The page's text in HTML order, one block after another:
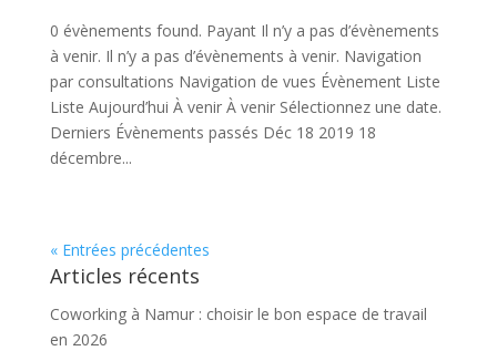
0 évènements found. Payant Il n’y a pas d’évènements
à venir. Il n’y a pas d’évènements à venir. Navigation
par consultations Navigation de vues Évènement Liste
Liste Aujourd’hui À venir À venir Sélectionnez une date.
Derniers Évènements passés Déc 18 2019 18
décembre...
« Entrées précédentes
Articles récents
Coworking à Namur : choisir le bon espace de travail
en 2026